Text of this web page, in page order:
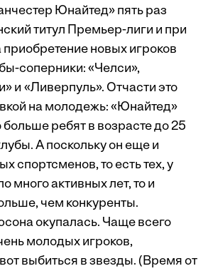
Юнайтед» пять раз
титул Премьер-лиги и при
приобретение новых игроков
соперники: «Челси»,
и «Ливерпуль». Отчасти это
на молодежь: «Юнайтед»
ребят в возрасте до 25
А поскольку он еще и
спортсменов, то есть тех, у
много активных лет, то и
чем конкуренты.
окупалась. Чаще всего
молодых игроков,
выбиться в звезды. (Время от